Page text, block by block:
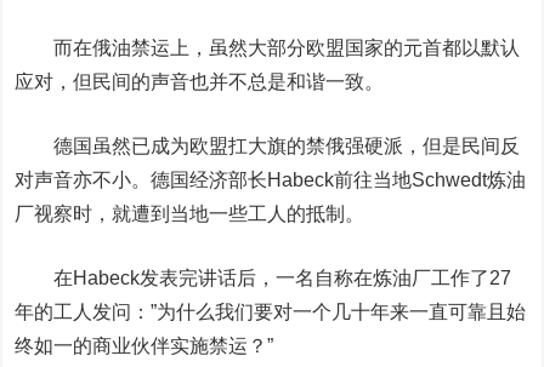
而在俄油禁运上，虽然大部分欧盟国家的元首都以默认
应对，但民间的声音也并不总是和谐一致。
德国虽然已成为欧盟扛大旗的禁俄强硬派，但是民间反
对声音亦不小。德国经济部长Habeck前往当地Schwedt炼油
厂视察时，就遭到当地一些工人的抵制。
在Habeck发表完讲话后，一名自称在炼油厂工作了27
年的工人发问：”为什么我们要对一个几十年来一直可靠且始
终如一的商业伙伴实施禁运？”